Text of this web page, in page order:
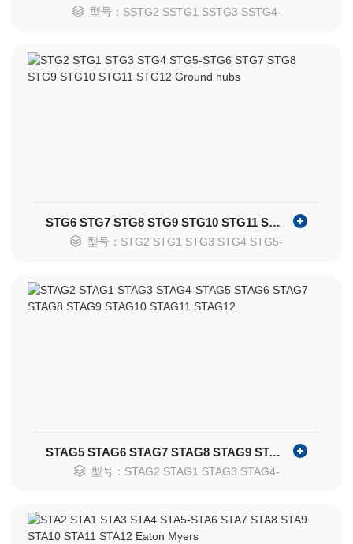
型号：SSTG2 SSTG1 SSTG3 SSTG4-
STG6 STG7 STG8 STG9 STG10 STG11 STG12 Ground hubs
型号：STG2 STG1 STG3 STG4 STG5-
STAG5 STAG6 STAG7 STAG8 STAG9 STAG10 STAG11 STAG12
型号：STAG2 STAG1 STAG3 STAG4-